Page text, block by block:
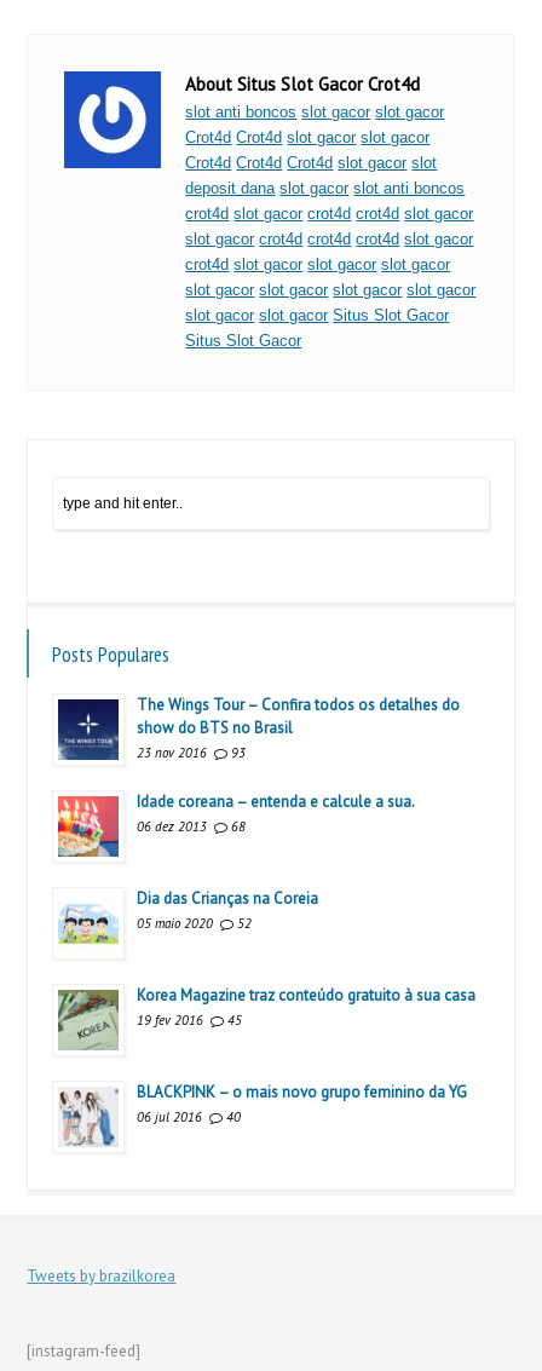
About Situs Slot Gacor Crot4d
slot anti boncos slot gacor slot gacor
Crot4d Crot4d slot gacor slot gacor
Crot4d Crot4d Crot4d slot gacor slot
deposit dana slot gacor slot anti boncos
crot4d slot gacor crot4d crot4d slot gacor
slot gacor crot4d crot4d crot4d slot gacor
crot4d slot gacor slot gacor slot gacor
slot gacor slot gacor slot gacor slot gacor
slot gacor slot gacor Situs Slot Gacor
Situs Slot Gacor
Posts Populares
The Wings Tour – Confira todos os detalhes do
show do BTS no Brasil
23 nov 2016 93
Idade coreana – entenda e calcule a sua.
06 dez 2013 68
Dia das Crianças na Coreia
05 maio 2020 52
Korea Magazine traz conteúdo gratuito à sua casa
19 fev 2016 45
BLACKPINK – o mais novo grupo feminino da YG
06 jul 2016 40
Tweets by brazilkorea
[instagram-feed]